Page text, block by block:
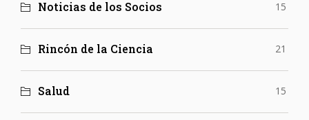
Noticias de los Socios 15
Rincón de la Ciencia 21
Salud 15